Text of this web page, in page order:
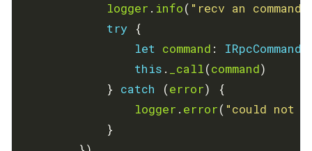
logger . info( "recv an
try
let command : IRpcCommand
this . _call(command
            }
catch (error
logger . error( "could not